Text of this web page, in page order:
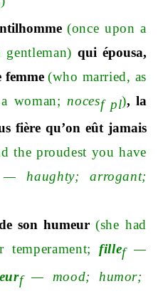
(once upon a
qui épousa,
femme (who married, as
woman; nocesf pl), la
fière qu’on eûtjamais
the proudest you have
— haughty; arrogant;
son humeur (she had
t; fillef—
f— mood; humor;